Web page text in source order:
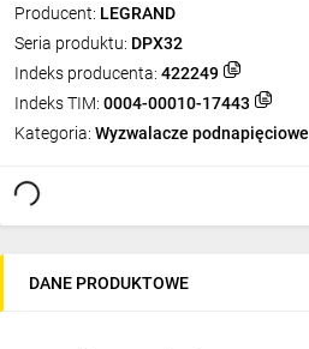
Producent: LEGRAND
Seria produktu: DPX32
Indeks producenta: 422249
Indeks TIM: 0004-00010-17443
Kategoria: Wyzwalacze podnapięciowe
DANE PRODUKTOWE